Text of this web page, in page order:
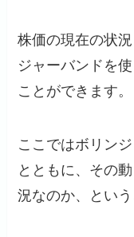
株価の現在の状
ジャーバンドを
ことができます。
ここではボリン
とともに、その
況なのか、とい